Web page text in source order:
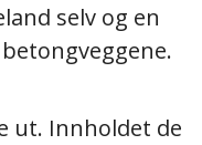
selv og en
ut. Innholdet de